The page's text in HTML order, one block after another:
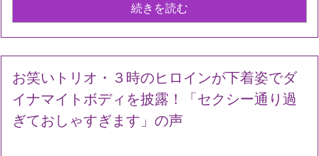
続きを読む
お笑いトリオ・３時のヒロインが下着姿でダ
イナマイトボディを披露！「セクシー通り過
ぎておしゃすぎます」の声